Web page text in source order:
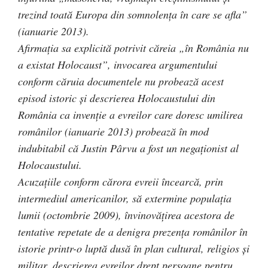
trezind toată Europa din somnolenţa în care se afla”
(ianuarie 2013).
Afirmaţia sa explicită potrivit căreia „în România nu
a existat Holocaust”, invocarea argumentului
conform căruia documentele nu probează acest
episod istoric şi descrierea Holocaustului din
România ca invenţie a evreilor care doresc umilirea
românilor (ianuarie 2013) probează în mod
indubitabil că Justin Pârvu a fost un negaţionist al
Holocaustului.
Acuzaţiile conform cărora evreii încearcă, prin
intermediul americanilor, să extermine populaţia
lumii (octombrie 2009), învinovăţirea acestora de
tentative repetate de a denigra prezenţa românilor în
istorie printr-o luptă dusă în plan cultural, religios şi
militar, descrierea evreilor drept persoane pentru